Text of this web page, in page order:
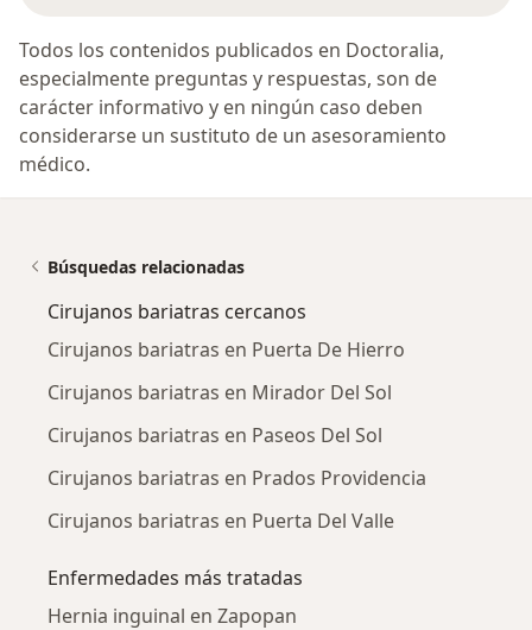
Todos los contenidos publicados en Doctoralia,
especialmente preguntas y respuestas, son de
carácter informativo y en ningún caso deben
considerarse un sustituto de un asesoramiento
médico.
Búsquedas relacionadas
Cirujanos bariatras cercanos
Cirujanos bariatras en Puerta De Hierro
Cirujanos bariatras en Mirador Del Sol
Cirujanos bariatras en Paseos Del Sol
Cirujanos bariatras en Prados Providencia
Cirujanos bariatras en Puerta Del Valle
Enfermedades más tratadas
Hernia inguinal en Zapopan